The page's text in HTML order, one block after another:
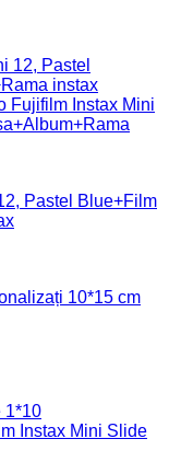
Pastel Blue+Film